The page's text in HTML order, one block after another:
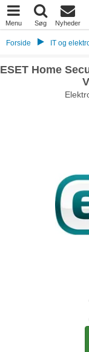
Menu Søg Nyheder
Forside IT og
ESET Home